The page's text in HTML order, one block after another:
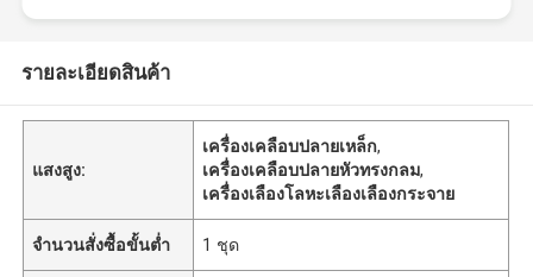
รายละเอียดสินค้า
แสงสูง:
เครื่องเคลือบปลายเหล็ก,
เครื่องเคลือบปลายหัวทรงกลม,
เครื่องเลืองโลหะเลืองเลืองกระจาย
จำนวนสั่งซื้อขั้นต่ำ 1 ชุด